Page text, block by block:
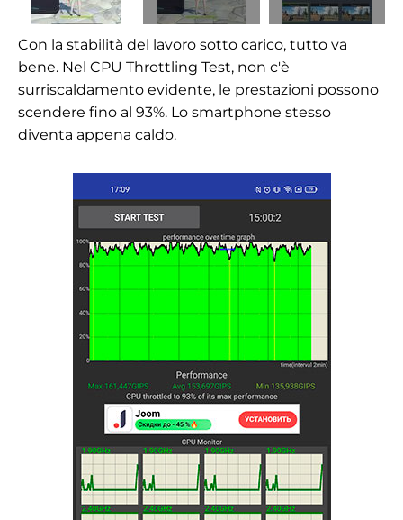
Con la stabilità del lavoro sotto carico, tutto va
bene. Nel CPU Throttling Test, non c'è
surriscaldamento evidente, le prestazioni possono
scendere fino al 93%. Lo smartphone stesso
diventa appena caldo.